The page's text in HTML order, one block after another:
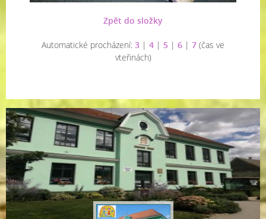
Zpět do složky
Automatické procházení: 3 | 4 | 5 | 6 | 7 (čas ve
vteřinách)